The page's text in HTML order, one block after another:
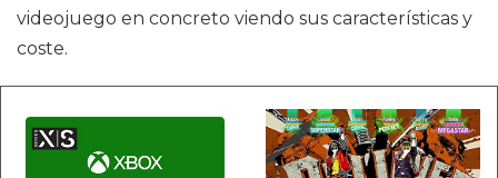
videojuego en concreto viendo sus características y
coste.